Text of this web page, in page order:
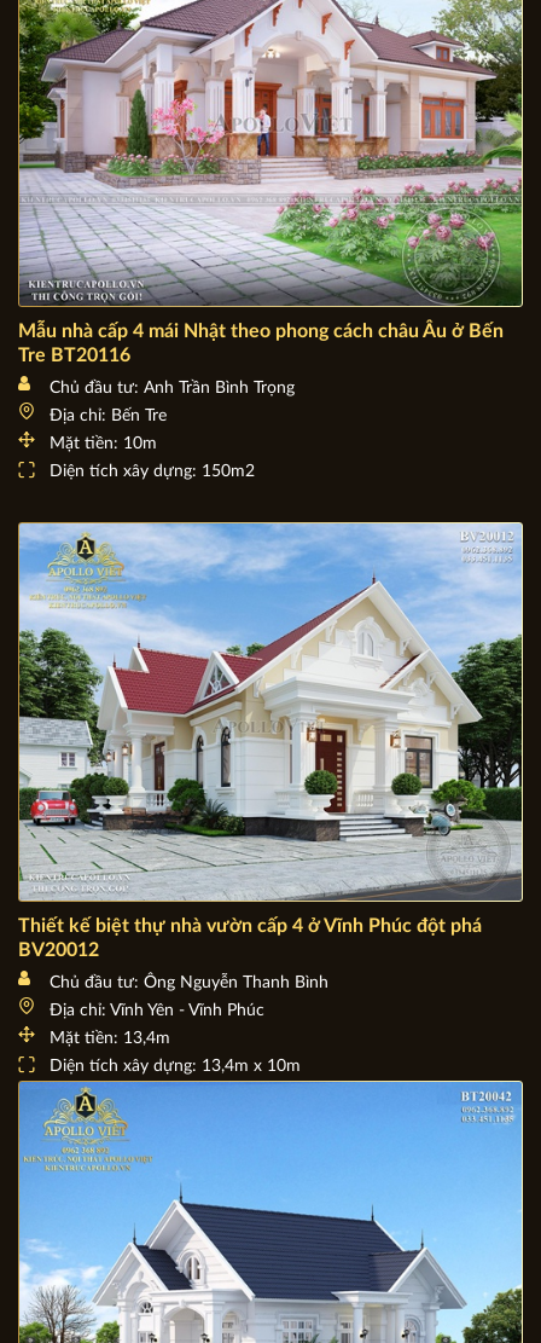
Diện tích xây dựng: 9m x 15m
Mẫu nhà cấp 4 mái Nhật theo phong cách châu Âu ở Bến
Tre BT20116
Chủ đầu tư: Anh Trần Bình Trọng
Mặt tiền: 10m
Diện tích xây dựng: 150m2
Thiết kế biệt thự nhà vườn cấp 4 ở Vĩnh Phúc đột phá
BV20012
Chủ đầu tư: Ông Nguyễn Thanh Bình
Địa chỉ: Vĩnh Yên - Vĩnh Phúc
Mặt tiền: 13,4m
Diện tích xây dựng: 13,4m x 10m